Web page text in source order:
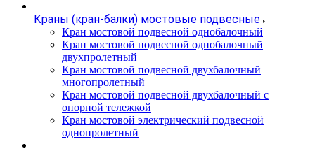
Краны (кран-балки) мостовые подвесные
Кран мостовой подвесной однобалочный
Кран мостовой подвесной однобалочный
двухпролетный
Кран мостовой подвесной двухбалочный
многопролетный
Кран мостовой подвесной двухбалочный с
опорной тележкой
Кран мостовой электрический подвесной
однопролетный